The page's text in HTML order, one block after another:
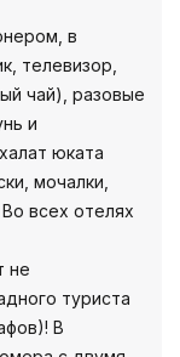
в
телевизор,
чай), разовые
и
юката
мочалки,
всех отелях
не
туриста
В